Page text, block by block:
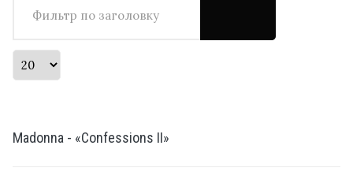
Кол-во строк:
Madonna - «Confessions II»